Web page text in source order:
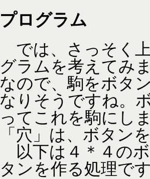
プログラム
では、さっそく
グラムを考えてみ
なので、駒をボタ
なりそうですね。
ってこれを駒にし
「穴」は、ボタン
以下は４＊４の
タンを作る処理で